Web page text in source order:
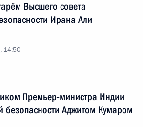
Высшего совета
Ирана Али
14:50
Премьер-министра Индии
безопасности Аджитом Кумаром